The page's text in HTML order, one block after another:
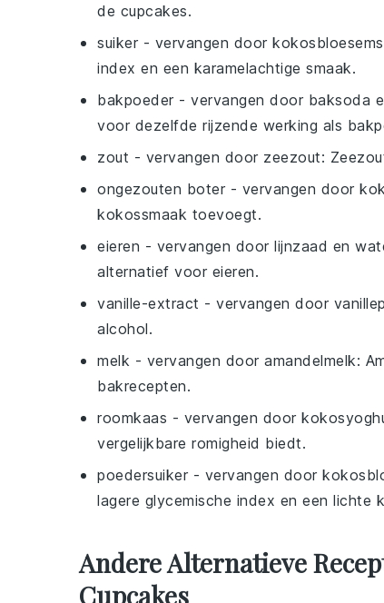
de cupcakes.
suiker - vervangen door
index en een karamelachtige smaak.
bakpoeder - vervangen door baksoda
voor dezelfde rijzende werking als
zout - vervangen door zeezout:
ongezouten boter - vervangen door
kokossmaak toevoegt.
eieren - vervangen door lijnzaad en
alternatief voor eieren.
vanille-extract - vervangen door
alcohol.
melk - vervangen door amandelmelk:
bakrecepten.
roomkaas - vervangen door
vergelijkbare romigheid biedt.
poedersuiker - vervangen door
lagere glycemische index en een lichte
Andere Alternatieve
Cupcakes